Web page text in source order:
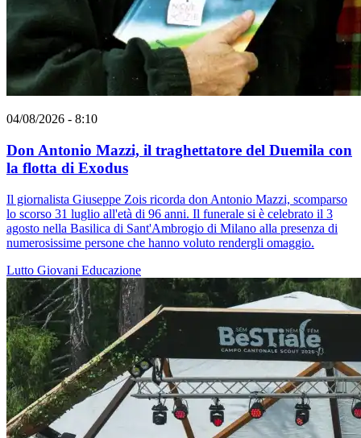
04/08/2026 - 8:10
Don Antonio Mazzi, il traghettatore del Duemila con
la flotta di Exodus
Il giornalista Giuseppe Zois ricorda don Antonio Mazzi, scomparso
lo scorso 31 luglio all'età di 96 anni. Il funerale si è celebrato il 3
agosto nella Basilica di Sant'Ambrogio di Milano alla presenza di
numerosissime persone che hanno voluto rendergli omaggio.
Lutto Giovani Educazione